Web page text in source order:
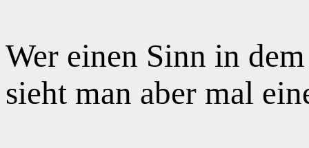
Wer einen Sinn in
sieht man aber mal